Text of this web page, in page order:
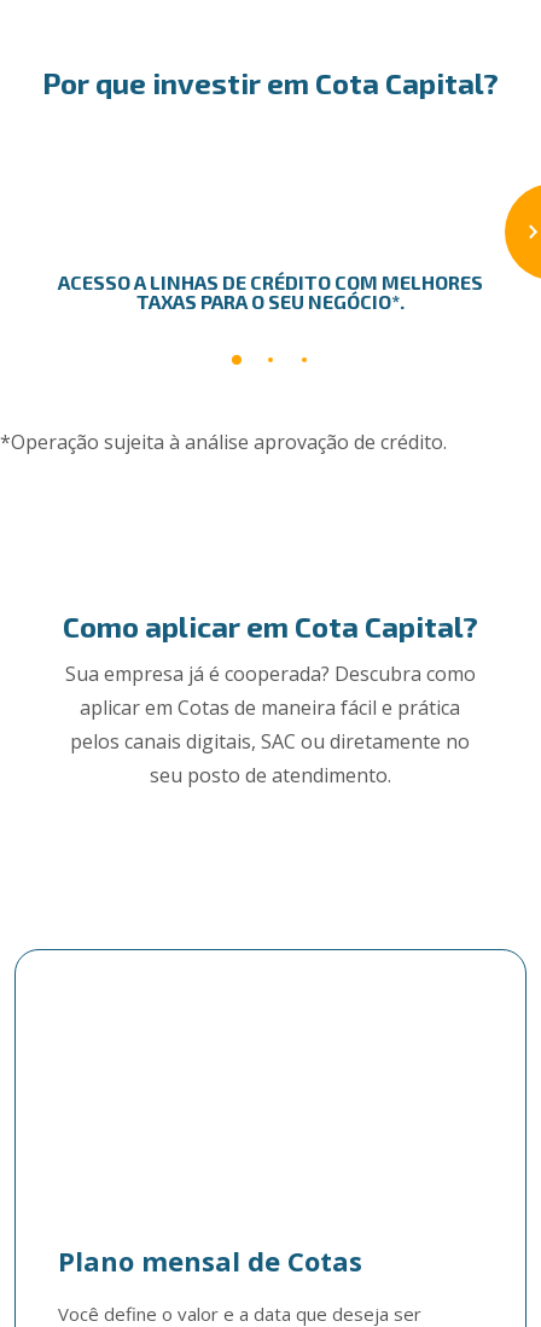
Por que investir em Cota Capital?
ACESSO A LINHAS DE CRÉDITO COM MELHORES
TAXAS PARA O SEU NEGÓCIO*.
*Operação sujeita à análise aprovação de crédito.
Como aplicar em Cota Capital?
Sua empresa já é cooperada? Descubra como
aplicar em Cotas de maneira fácil e prática
pelos canais digitais, SAC ou diretamente no
seu posto de atendimento.
Plano mensal de Cotas
Você define o valor e a data que deseja ser